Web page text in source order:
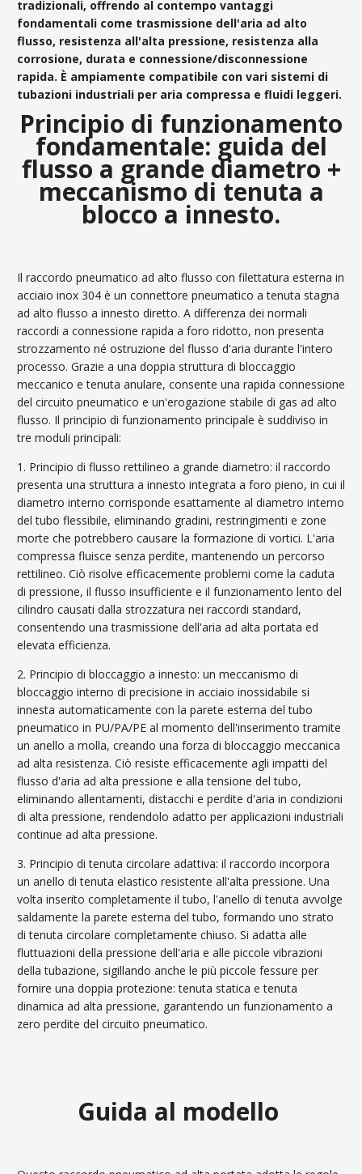
tradizionali, offrendo al contempo vantaggi
fondamentali come trasmissione dell'aria ad alto
flusso, resistenza all'alta pressione, resistenza alla
corrosione, durata e connessione/disconnessione
rapida. È ampiamente compatibile con vari sistemi di
tubazioni industriali per aria compressa e fluidi leggeri.
Principio di funzionamento
fondamentale: guida del
flusso a grande diametro +
meccanismo di tenuta a
blocco a innesto.
Il raccordo pneumatico ad alto flusso con filettatura esterna in
acciaio inox 304 è un connettore pneumatico a tenuta stagna
ad alto flusso a innesto diretto. A differenza dei normali
raccordi a connessione rapida a foro ridotto, non presenta
strozzamento né ostruzione del flusso d'aria durante l'intero
processo. Grazie a una doppia struttura di bloccaggio
meccanico e tenuta anulare, consente una rapida connessione
del circuito pneumatico e un'erogazione stabile di gas ad alto
flusso. Il principio di funzionamento principale è suddiviso in
tre moduli principali:
1. Principio di flusso rettilineo a grande diametro: il raccordo
presenta una struttura a innesto integrata a foro pieno, in cui il
diametro interno corrisponde esattamente al diametro interno
del tubo flessibile, eliminando gradini, restringimenti e zone
morte che potrebbero causare la formazione di vortici. L'aria
compressa fluisce senza perdite, mantenendo un percorso
rettilineo. Ciò risolve efficacemente problemi come la caduta
di pressione, il flusso insufficiente e il funzionamento lento del
cilindro causati dalla strozzatura nei raccordi standard,
consentendo una trasmissione dell'aria ad alta portata ed
elevata efficienza.
2. Principio di bloccaggio a innesto: un meccanismo di
bloccaggio interno di precisione in acciaio inossidabile si
innesta automaticamente con la parete esterna del tubo
pneumatico in PU/PA/PE al momento dell'inserimento tramite
un anello a molla, creando una forza di bloccaggio meccanica
ad alta resistenza. Ciò resiste efficacemente agli impatti del
flusso d'aria ad alta pressione e alla tensione del tubo,
eliminando allentamenti, distacchi e perdite d'aria in condizioni
di alta pressione, rendendolo adatto per applicazioni industriali
continue ad alta pressione.
3. Principio di tenuta circolare adattiva: il raccordo incorpora
un anello di tenuta elastico resistente all'alta pressione. Una
volta inserito completamente il tubo, l'anello di tenuta avvolge
saldamente la parete esterna del tubo, formando uno strato
di tenuta circolare completamente chiuso. Si adatta alle
fluttuazioni della pressione dell'aria e alle piccole vibrazioni
della tubazione, sigillando anche le più piccole fessure per
fornire una doppia protezione: tenuta statica e tenuta
dinamica ad alta pressione, garantendo un funzionamento a
zero perdite del circuito pneumatico.
Guida al modello